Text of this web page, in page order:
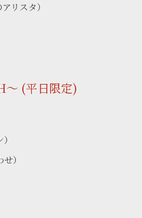
リスタ）
〜 (平日限定)
）